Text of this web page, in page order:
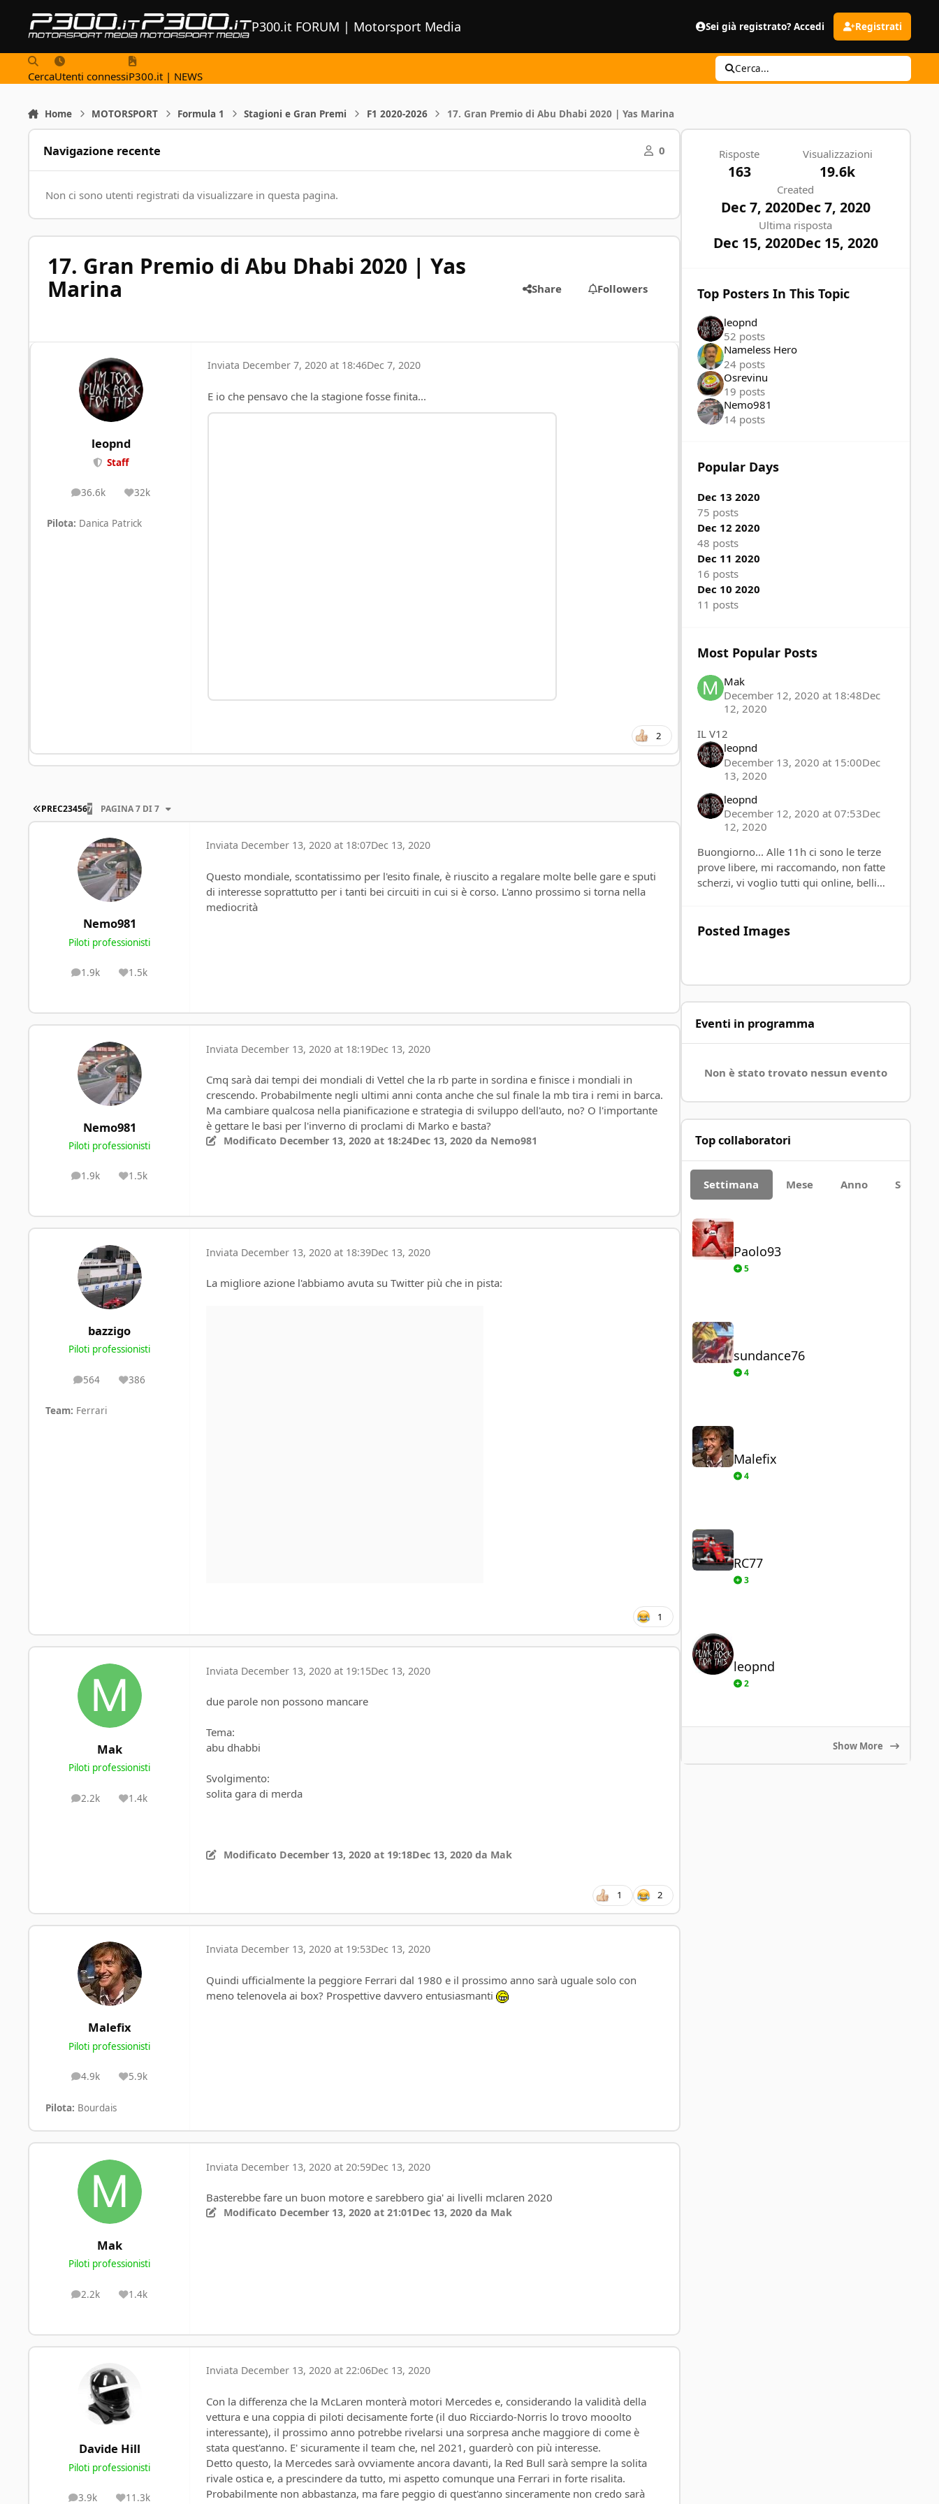
P300.it FORUM | Motorsport Media Sei già registrato? Accedi Registrati
CercaUtenti connessiP300.it | NEWS
Cerca...
Home MOTORSPORT Formula 1 Stagioni e Gran Premi F1 2020-2026 17. Gran Premio di Abu Dhabi 2020 | Yas Marina
Navigazione recente 0
Non ci sono utenti registrati da visualizzare in questa pagina.
17. Gran Premio di Abu Dhabi 2020 | Yas
Marina
Share Followers
leopnd
Staff
36.6k
posts 32k
Reputation
Pilota: Danica Patrick
Inviata December 7, 2020 at 18:46Dec 7, 2020
E io che pensavo che la stagione fosse finita...
2
PRIMA PAGINA
PREC234567 PAGINA 7 DI 7
Nemo981
Piloti professionisti
1.9k
posts 1.5k
Reputation
Inviata December 13, 2020 at 18:07Dec 13, 2020
Questo mondiale, scontatissimo per l'esito finale, è riuscito a regalare molte belle gare e sputi
di interesse soprattutto per i tanti bei circuiti in cui si è corso. L'anno prossimo si torna nella
mediocrità
Nemo981
Piloti professionisti
1.9k
posts 1.5k
Reputation
Inviata December 13, 2020 at 18:19Dec 13, 2020
Cmq sarà dai tempi dei mondiali di Vettel che la rb parte in sordina e finisce i mondiali in
crescendo. Probabilmente negli ultimi anni conta anche che sul finale la mb tira i remi in barca.
Ma cambiare qualcosa nella pianificazione e strategia di sviluppo dell'auto, no? O l'importante
è gettare le basi per l'inverno di proclami di Marko e basta?
Modificato December 13, 2020 at 18:24Dec 13, 2020da Nemo981
bazzigo
Piloti professionisti
564
posts 386
Reputation
Team: Ferrari
Inviata December 13, 2020 at 18:39Dec 13, 2020
La migliore azione l'abbiamo avuta su Twitter più che in pista:
1
Mak
Piloti professionisti
2.2k
posts 1.4k
Reputation
Inviata December 13, 2020 at 19:15Dec 13, 2020
due parole non possono mancare
Tema:
abu dhabbi
Svolgimento:
solita gara di merda
Modificato December 13, 2020 at 19:18Dec 13, 2020da Mak
1 2
Malefix
Piloti professionisti
4.9k
posts 5.9k
Reputation
Pilota: Bourdais
Inviata December 13, 2020 at 19:53Dec 13, 2020
Quindi ufficialmente la peggiore Ferrari dal 1980 e il prossimo anno sarà uguale solo con
meno telenovela ai box? Prospettive davvero entusiasmanti
Mak
Piloti professionisti
2.2k
posts 1.4k
Reputation
Inviata December 13, 2020 at 20:59Dec 13, 2020
Basterebbe fare un buon motore e sarebbero gia' ai livelli mclaren 2020
Modificato December 13, 2020 at 21:01Dec 13, 2020da Mak
Davide Hill
Piloti professionisti
3.9k
posts 11.3k
Reputation
Inviata December 13, 2020 at 22:06Dec 13, 2020
Con la differenza che la McLaren monterà motori Mercedes e, considerando la validità della
vettura e una coppia di piloti decisamente forte (il duo Ricciardo-Norris lo trovo mooolto
interessante), il prossimo anno potrebbe rivelarsi una sorpresa anche maggiore di come è
stata quest'anno. E' sicuramente il team che, nel 2021, guarderò con più interesse.
Detto questo, la Mercedes sarà ovviamente ancora davanti, la Red Bull sarà sempre la solita
rivale ostica e, a prescindere da tutto, mi aspetto comunque una Ferrari in forte risalita.
Probabilmente non abbastanza, ma fare peggio di quest'anno sinceramente non credo sarà
Risposte
163
Visualizzazioni
19.6k
Created
Dec 7, 2020Dec 7, 2020
Ultima risposta
Dec 15, 2020Dec 15, 2020
Top Posters In This Topic
leopnd
52 posts
Nameless Hero
24 posts
Osrevinu
19 posts
Nemo981
14 posts
Popular Days
Dec 13 2020
75 posts
Dec 12 2020
48 posts
Dec 11 2020
16 posts
Dec 10 2020
11 posts
Most Popular Posts
Mak
December 12, 2020 at 18:48Dec
12, 2020
leopnd
December 13, 2020 at 15:00Dec
13, 2020
leopnd
December 12, 2020 at 07:53Dec
12, 2020
Buongiorno... Alle 11h ci sono le terze
prove libere, mi raccomando, non fatte
scherzi, vi voglio tutti qui online, belli
Posted Images
Eventi in programma
Non è stato trovato nessun evento
Top collaboratori
Settimana Mese Anno Sempre
Paolo93
5
sundance76
sundance76
4
Malefix
4
RC77
RC77
3
leopnd
2
Show More